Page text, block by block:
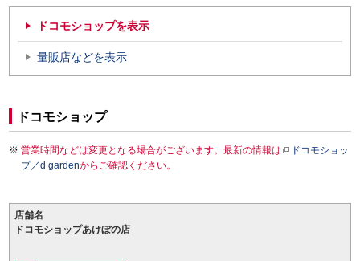
ドコモショップを表示
量販店などを表示
ドコモショップ
営業時間などは変更となる場合がございます。最新の情報は
ドコモショッ
プ／d gardenからご確認ください。
店舗名
ドコモショップあけぼの店